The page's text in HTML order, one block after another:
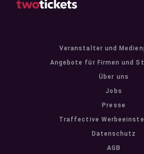
Veranstalter und
Angebote für Firmen und
Über uns
Jobs
Presse
Traffective
Datenschutz
AGB